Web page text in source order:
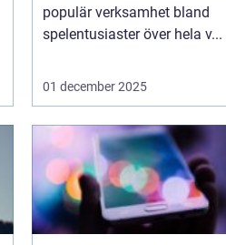
populär verksamhet bland
spelentusiaster över hela v...
01 december 2025